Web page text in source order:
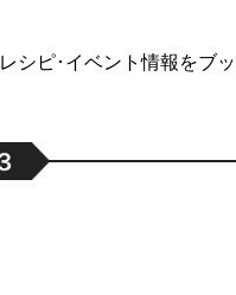
シピ･イベント情報をブ